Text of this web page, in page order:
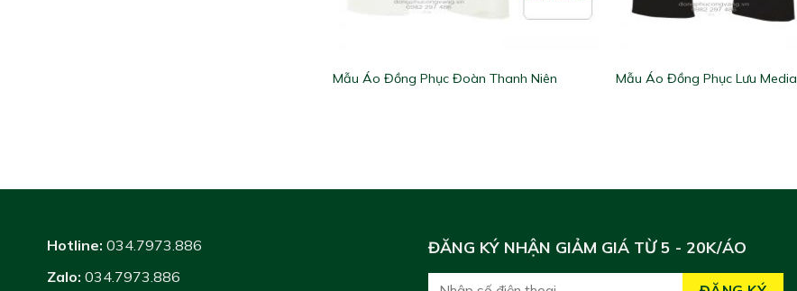
Mẫu Áo Đồng Phục Đoàn Thanh Niên Mẫu Áo Đồng Phục Lưu Media
Hotline: 034.7973.886
Zalo: 034.7973.886
ĐĂNG KÝ NHẬN GIẢM GIÁ TỪ 5 - 20K/ÁO